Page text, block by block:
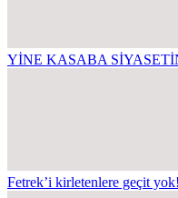
YİNE KASABA
Fetrek’i kirletenlere geçit yok!